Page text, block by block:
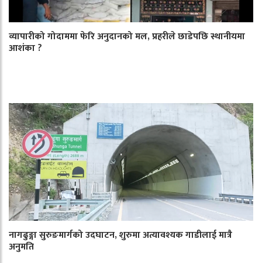
व्यापारीको गोदाममा फेरि अनुदानको मल, प्रहरीले छाडेपछि स्थानीयमा
आशंका ?
नागढुङ्गा सुरुङमार्गको उदघाटन, शुरुमा अत्यावश्यक गाडीलाई मात्रै
अनुमति